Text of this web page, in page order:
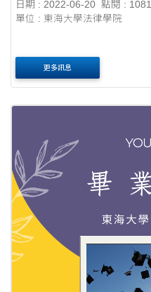
日期 : 2022-06-20 點閱 : 1081
單位 : 東海大學法律學院
更多訊息